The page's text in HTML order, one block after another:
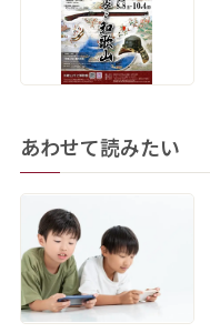
あわせて読みたい